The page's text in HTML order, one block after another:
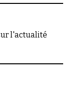
l'actualité